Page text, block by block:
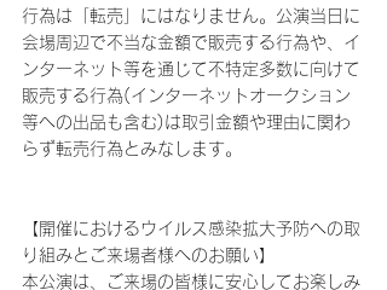
行為は「転売」にはなりません。公演当日に
会場周辺で不当な金額で販売する行為や、イ
ンターネット等を通じて不特定多数に向けて
販売する行為(インターネットオークション
等への出品も含む)は取引金額や理由に関わ
らず転売行為とみなします。
【開催におけるウイルス感染拡大予防への取
り組みとご来場者様へのお願い】
本公演は、ご来場の皆様に安心してお楽しみ